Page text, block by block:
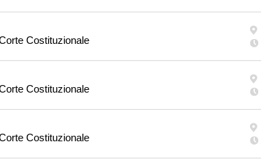
Costituzionale
Costituzionale
Costituzionale